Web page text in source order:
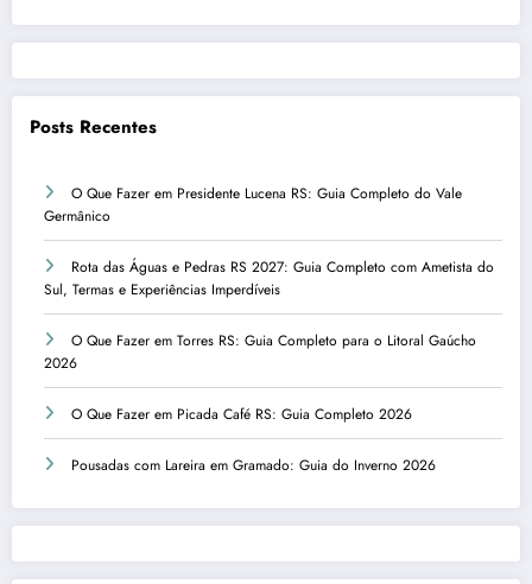
Posts Recentes
O Que Fazer em Presidente Lucena RS: Guia Completo do Vale
Germânico
Rota das Águas e Pedras RS 2027: Guia Completo com Ametista do
Sul, Termas e Experiências Imperdíveis
O Que Fazer em Torres RS: Guia Completo para o Litoral Gaúcho
2026
O Que Fazer em Picada Café RS: Guia Completo 2026
Pousadas com Lareira em Gramado: Guia do Inverno 2026